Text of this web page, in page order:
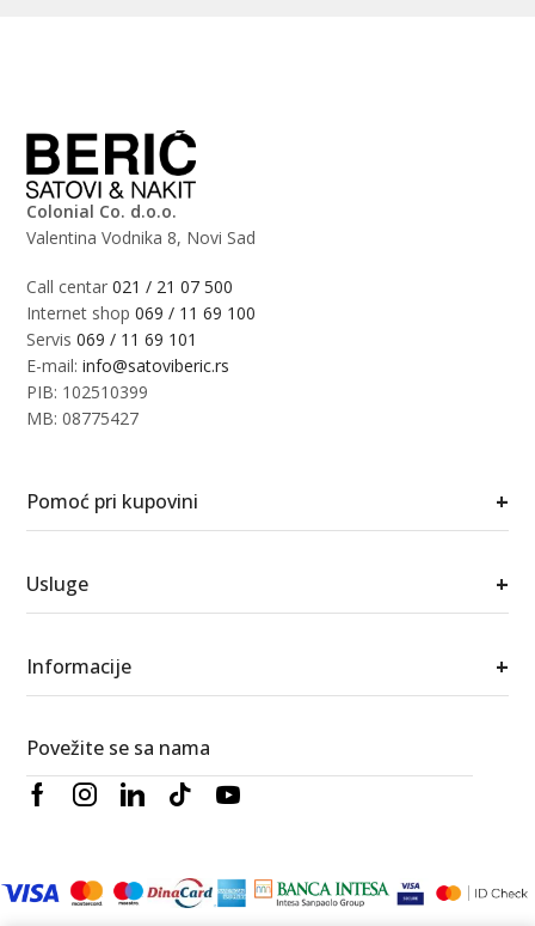
Colonial Co. d.o.o.
Valentina Vodnika 8, Novi Sad
Call centar021 / 21 07 500
Internet shop069 / 11 69 100
Servis069 / 11 69 101
E-mail:info@satoviberic.rs
PIB: 102510399
MB: 08775427
Pomoć pri kupovini +
Usluge +
Informacije +
Povežite se sa nama